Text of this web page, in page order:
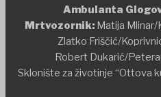
Ambulanta
Mrtvozornik:Matija Mlinar/
Zlatko Friščić/
Robert Dukarić/
Sklonište za životinje “Ottova